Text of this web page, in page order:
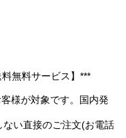
無料サービス】***
様が対象です。国内発
い直接のご注文(お電話